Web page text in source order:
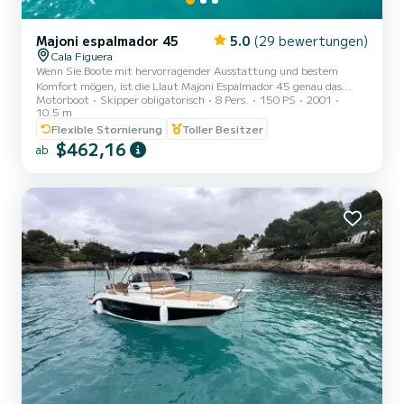
Majoni espalmador 45 5.0 (29 bewertungen)
Cala Figuera
Wenn Sie Boote mit hervorragender Ausstattung und bestem
Komfort mögen, ist die Llaut Majoni Espalmador 45 genau das
Richtige für Sie. Genießen Sie die schönsten Buchten Mallorcas auf
Ihre eigene Art und mit Ihren Lieben, ausgehend von einem der
schönsten Häfen der Insel, Cala Figuera, in der Gemeinde Santanyí.
Der Hafen von Cala Figuera liegt nur 15 Minuten mit dem Boot
vom Strand Calo des Moro und 30 Minuten vom Strand Cala
Schn...
Motorboot Skipper obligatorisch 8 Pers. 150 PS
2001
10.5 m
Flexible Stornierung
Toller Besitzer
ab $462,16